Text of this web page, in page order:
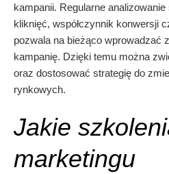
kampanii. Regularne
kliknięć, współczynnik konwersji
pozwala na bieżąco wprowadzać
kampanię. Dzięki temu można
oraz dostosować strategię do
rynkowych.
Jakie
marketingu